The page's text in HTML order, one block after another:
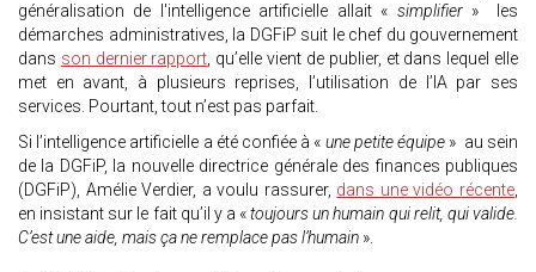
généralisation de l'intelligence artificielle allait « simplifier » les
démarches administratives, la DGFiP suit le chef du gouvernement
dans son dernier rapport, qu’elle vient de publier, et dans lequel elle
met en avant, à plusieurs reprises, l’utilisation de l’IA par ses
services. Pourtant, tout n’est pas parfait.
Si l’intelligence artificielle a été confiée à « une petite équipe » au sein
de la DGFiP, la nouvelle directrice générale des finances publiques
(DGFiP), Amélie Verdier, a voulu rassurer, dans une vidéo récente,
en insistant sur le fait qu’il y a «toujours un humain qui relit, qui valide.
C’est une aide, mais ça ne remplace pas l’humain ».